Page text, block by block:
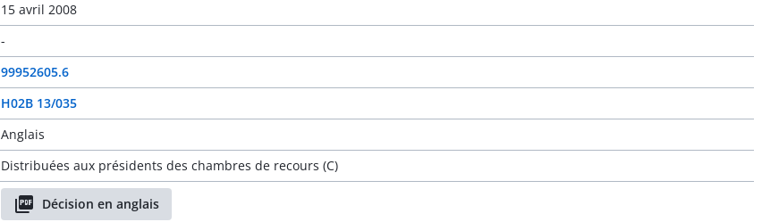
15 avril 2008
-
99952605.6
H02B 13/035
Anglais
Distribuées aux présidents des chambres de recours (C)
Décision en anglais